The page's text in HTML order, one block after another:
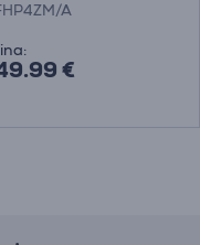
A
€